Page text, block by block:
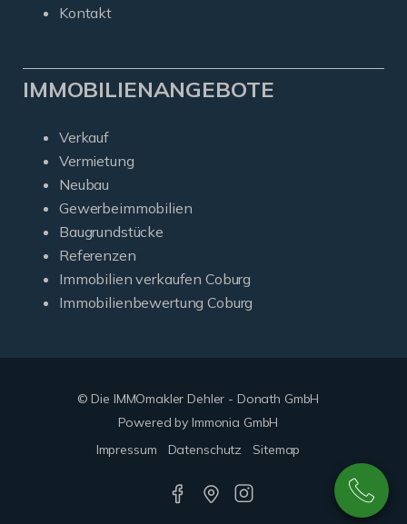
Kontakt
IMMOBILIENANGEBOTE
Verkauf
Vermietung
Neubau
Gewerbeimmobilien
Baugrundstücke
Referenzen
Immobilien verkaufen Coburg
Immobilienbewertung Coburg
© Die IMMOmakler Dehler - Donath GmbH
Powered by Immonia GmbH
Impressum
Datenschutz Sitemap